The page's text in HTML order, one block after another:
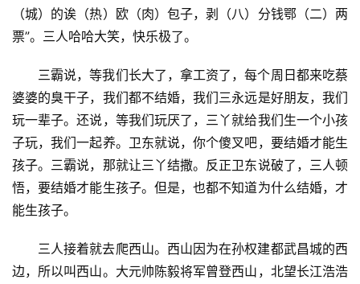
（城）的诶（热）欧（肉）包子，剥（八）分钱鄂（二）两
票”。三人哈哈大笑，快乐极了。
三霸说，等我们长大了，拿工资了，每个周日都来吃蔡
婆婆的臭干子，我们都不结婚，我们三永远是好朋友，我们
玩一辈子。还说，等我们玩厌了，三丫就给我们生一个小孩
子玩，我们一起养。卫东就说，你个傻叉吧，要结婚才能生
孩子。三霸说，那就让三丫结撒。反正卫东说破了，三人顿
悟，要结婚才能生孩子。但是，也都不知道为什么结婚，才
能生孩子。
三人接着就去爬西山。西山因为在孙权建都武昌城的西
边，所以叫西山。大元帅陈毅将军曾登西山，北望长江浩浩